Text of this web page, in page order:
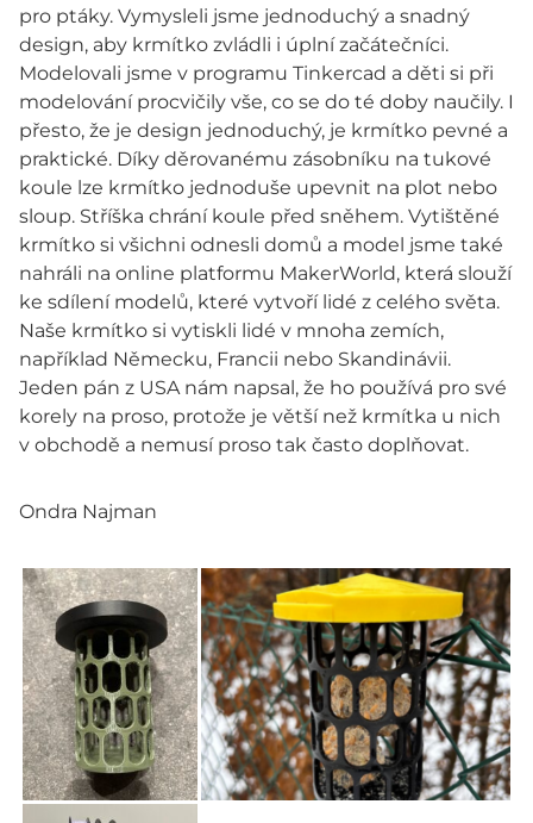
pro ptáky. Vymysleli jsme jednoduchý a snadný
design, aby krmítko zvládli i úplní začátečníci.
Modelovali jsme v programu Tinkercad a děti si při
modelování procvičily vše, co se do té doby naučily. I
přesto, že je design jednoduchý, je krmítko pevné a
praktické. Díky děrovanému zásobníku na tukové
koule lze krmítko jednoduše upevnit na plot nebo
sloup. Stříška chrání koule před sněhem. Vytištěné
krmítko si všichni odnesli domů a model jsme také
nahráli na online platformu MakerWorld, která slouží
ke sdílení modelů, které vytvoří lidé z celého světa.
Naše krmítko si vytiskli lidé v mnoha zemích,
například Německu, Francii nebo Skandinávii.
Jeden pán z USA nám napsal, že ho používá pro své
korely na proso, protože je větší než krmítka u nich
v obchodě a nemusí proso tak často doplňovat.
Ondra Najman